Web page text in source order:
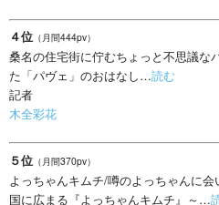
４位 （月間444pv）
桑名の住宅街に佇むちょっと不思議な
た「パヴェ」のおはなし…読む
記者
木全彩花
５位 （月間370pv）
よっちゃんキムチ/噂のよっちゃんに
国に広まる『よっちゃんキムチ』～…